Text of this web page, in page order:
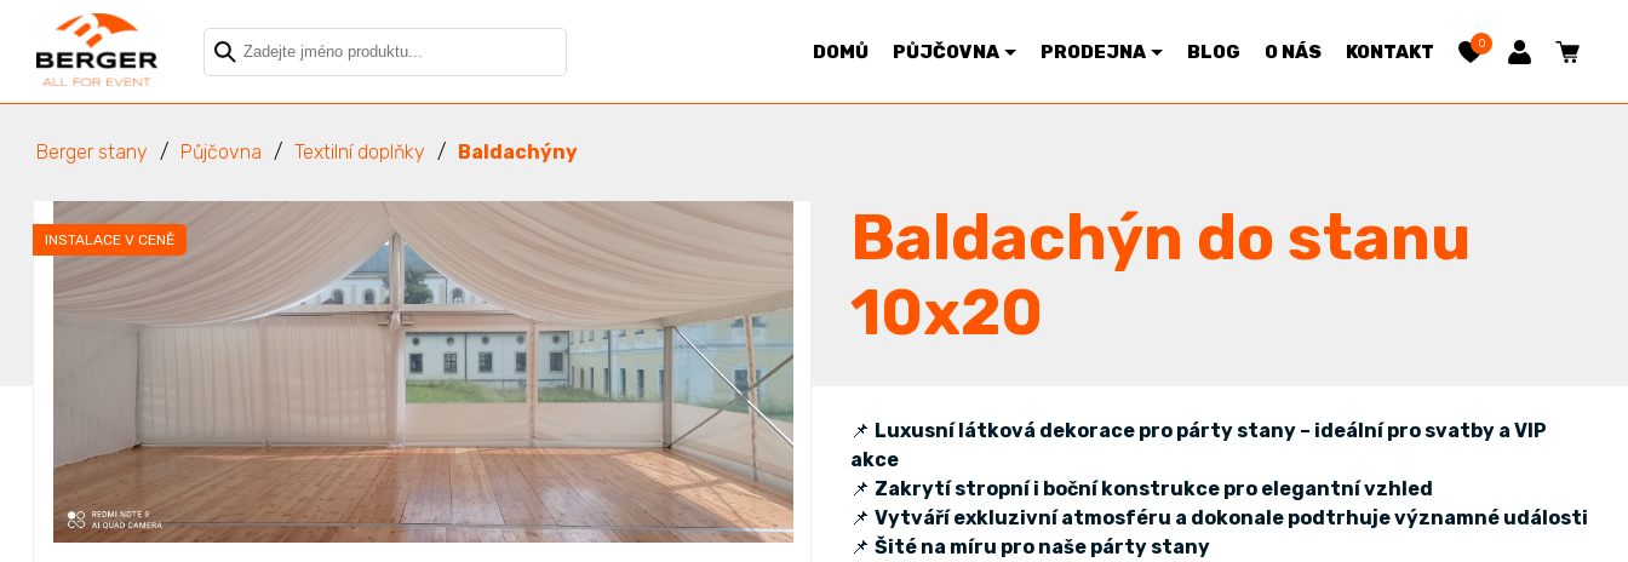
DOMŮ PŮJČOVNA PRODEJNA BLOG O NÁS KONTAKT 0
Berger stany Půjčovna Textilní doplňky Baldachýny
INSTALACE V CENĚ
Baldachýn do stanu
10x20
📌 Luxusní látková dekorace pro párty stany – ideální pro svatby a VIP
akce
📌 Zakrytí stropní i boční konstrukce pro elegantní vzhled
📌 Vytváří exkluzivní atmosféru a dokonale podtrhuje významné události
📌 Šité na míru pro naše párty stany